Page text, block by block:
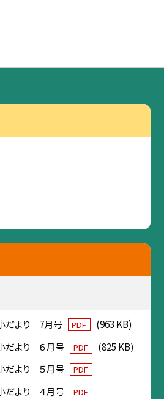
だより 7月号 PDF
(963 KB)
だより ６月号
PDF
(825 KB)
だより ５月号
PDF
だより ４月号 PDF